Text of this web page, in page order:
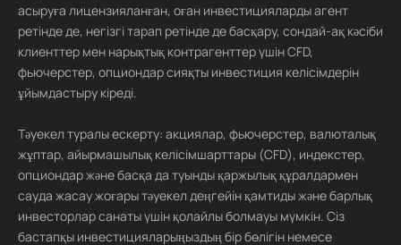
асыруға лицензияланған, оған инвестицияларды агент
ретінде де, негізгі тарап ретінде де басқару, сондай-ақ кәсіби
клиенттер мен нарықтық контрагенттер үшін CFD,
фьючерстер, опциондар сияқты инвестиция келісімдерін
ұйымдастыру кіреді.
Тәуекел туралы ескерту: акциялар, фьючерстер, валюталық
жұптар, айырмашылық келісімшарттары (CFD), индекстер,
опциондар және басқа да туынды қаржылық құралдармен
сауда жасау жоғары тәуекел деңгейін қамтиды және барлық
инвесторлар санаты үшін қолайлы болмауы мүмкін. Сіз
бастапқы инвестицияларыңыздың бір бөлігін немесе